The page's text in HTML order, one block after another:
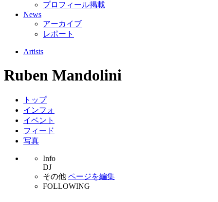
プロフィール掲載
News
アーカイブ
レポート
Artists
Ruben Mandolini
トップ
インフォ
イベント
フィード
写真
Info
DJ
その他 ページを編集
FOLLOWING